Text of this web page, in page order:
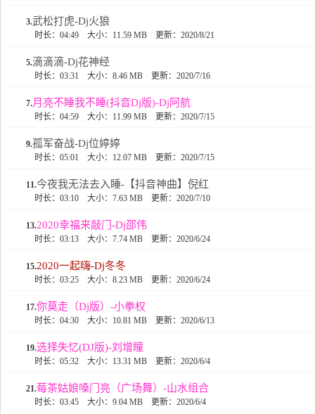
3.武松打虎-Dj火狼
时长：04:49 大小：11.59 MB 更新：2020/8/21
5.滴滴滴-Dj花神经
时长：03:31 大小：8.46 MB 更新：2020/7/16
7.月亮不睡我不睡(抖音Dj版)-Dj阿航
时长：04:59 大小：11.99 MB 更新：2020/7/15
9.孤军奋战-Dj位婷婷
时长：05:01 大小：12.07 MB 更新：2020/7/15
11.今夜我无法去入睡-【抖音神曲】倪红
时长：03:10 大小：7.63 MB 更新：2020/7/10
13.2020幸福来敲门-Dj邵伟
时长：03:13 大小：7.74 MB 更新：2020/6/24
15.2020一起嗨-Dj冬冬
时长：03:25 大小：8.23 MB 更新：2020/6/24
17.你莫走（Dj版）-小拳权
时长：04:30 大小：10.81 MB 更新：2020/6/13
19.选择失忆(DJ版)-刘增瞳
时长：05:32 大小：13.31 MB 更新：2020/6/4
21.莓茶姑娘嗓门亮（广场舞）-山水组合
时长：03:45 大小：9.04 MB 更新：2020/6/4